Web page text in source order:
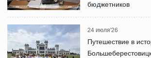
бюджетников
24 июля'26
Путешествие в